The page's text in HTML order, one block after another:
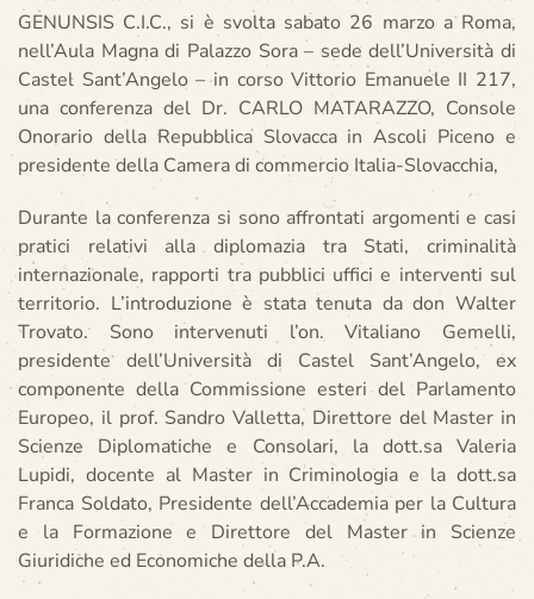
GENUNSIS C.I.C., si è svolta sabato 26 marzo a Roma,
nell’Aula Magna di Palazzo Sora – sede dell’Università di
Castel Sant’Angelo – in corso Vittorio Emanuele II 217,
una conferenza del Dr. CARLO MATARAZZO, Console
Onorario della Repubblica Slovacca in Ascoli Piceno e
presidente della Camera di commercio Italia-Slovacchia,
Durante la conferenza si sono affrontati argomenti e casi
pratici relativi alla diplomazia tra Stati, criminalità
internazionale, rapporti tra pubblici uffici e interventi sul
territorio. L’introduzione è stata tenuta da don Walter
Trovato. Sono intervenuti l’on. Vitaliano Gemelli,
presidente dell’Università di Castel Sant’Angelo, ex
componente della Commissione esteri del Parlamento
Europeo, il prof. Sandro Valletta, Direttore del Master in
Scienze Diplomatiche e Consolari, la dott.sa Valeria
Lupidi, docente al Master in Criminologia e la dott.sa
Franca Soldato, Presidente dell’Accademia per la Cultura
e la Formazione e Direttore del Master in Scienze
Giuridiche ed Economiche della P.A.